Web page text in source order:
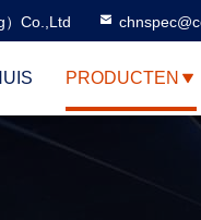
）Co.,Ltd
PRODUCTEN